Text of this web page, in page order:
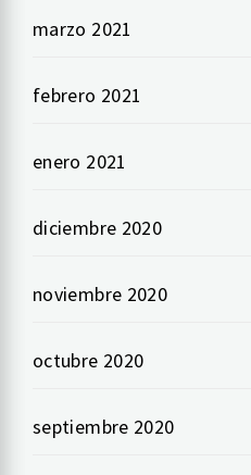
marzo 2021
febrero 2021
enero 2021
diciembre 2020
noviembre 2020
octubre 2020
septiembre 2020